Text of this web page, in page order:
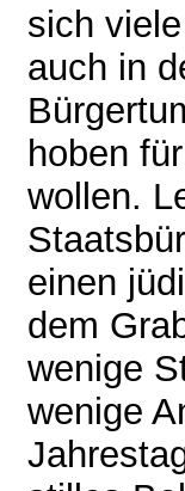
sich
auch in
hoben
wollen.
einen
dem
wenige
wenige